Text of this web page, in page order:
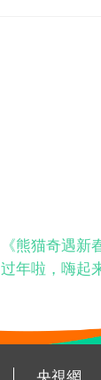
《熊猫奇遇新
过年啦，嗨起